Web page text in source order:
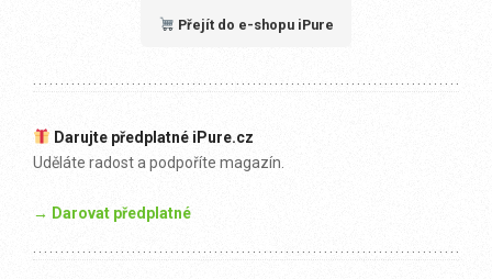
Přejít do e-shopu iPure
Darujte předplatné iPure.cz
Uděláte radost a podpoříte magazín.
→ Darovat předplatné